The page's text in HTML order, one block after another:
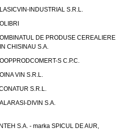
INDUSTRIAL S.R.L.
DE PRODUSE CEREALIERE
CHISINAU S.A.
S C.P.C.
VIN S.R.L.
S.R.L.
DIVIN S.A.
S.A. - marka SPICUL DE AUR,